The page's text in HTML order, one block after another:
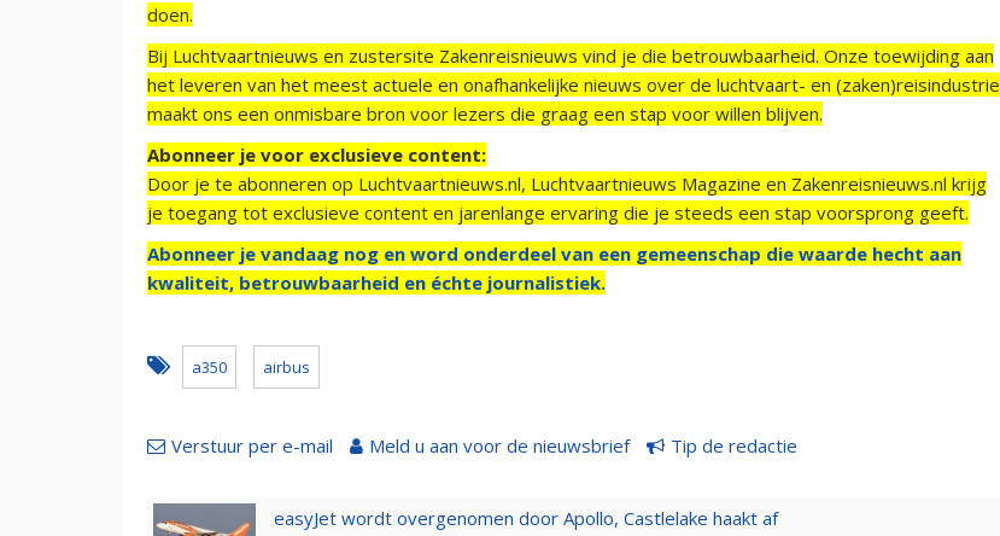
doen.
Bij Luchtvaartnieuws en zustersite Zakenreisnieuws vind je die betrouwbaarheid. Onze toewijding aan
het leveren van het meest actuele en onafhankelijke nieuws over de luchtvaart- en (zaken)reisindustrie
maakt ons een onmisbare bron voor lezers die graag een stap voor willen blijven.
Abonneer je voor exclusieve content:
Door je te abonneren op Luchtvaartnieuws.nl, Luchtvaartnieuws Magazine en Zakenreisnieuws.nl krijg
je toegang tot exclusieve content en jarenlange ervaring die je steeds een stap voorsprong geeft.
Abonneer je vandaag nog en word onderdeel van een gemeenschap die waarde hecht aan
kwaliteit, betrouwbaarheid en échte journalistiek.
a350 airbus
Verstuur per e-mail Meld u aan voor de nieuwsbrief Tip de redactie
easyJet wordt overgenomen door Apollo, Castlelake haakt af